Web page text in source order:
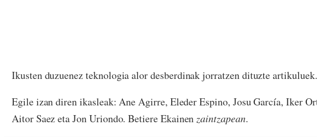
Ikusten duzuenez teknologia alor desberdinak jorratzen dituzte artikuluek.
Egile izan diren ikasleak: Ane Agirre, Eleder Espino, Josu García, Iker
Aitor Saez eta Jon Uriondo. Betiere Ekainenzaintzapean.